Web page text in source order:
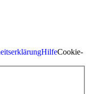
HilfeCookie-